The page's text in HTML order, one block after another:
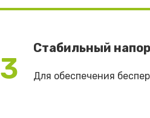
Стабильный напор
Для обеспечения